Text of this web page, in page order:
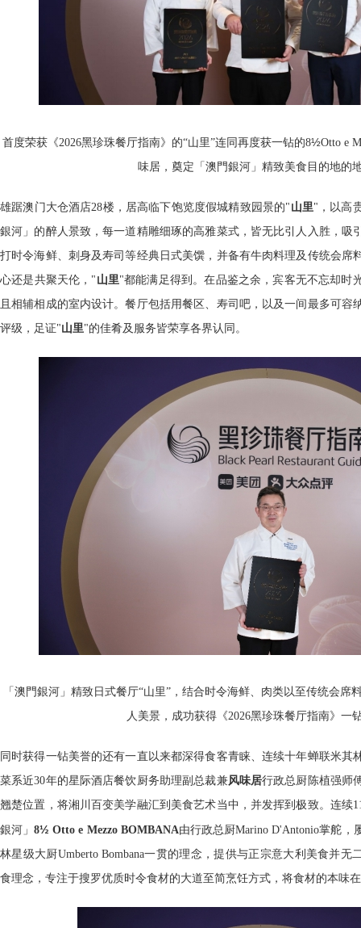
首度荣获《2026黑珍珠餐厅指南》的“山里”连同再度获一钻的8½Otto e
味居，奠定「澳門銀河」精致美食目的地的
雄踞澳门大仓酒店28楼，居高临下饱览度假城精致园景的" 山里"，以高
銀河」的醉人景致，每一道精雕细琢的高雅菜式，皆无比引人入胜，吸
打时令海鲜、刺身及寿司等经典日式美馔，并备有牛肉料理及传统会席
心还是共聚天伦，" 山里"都能满足得到。在品鉴之余，宾客无不忘却时
且相辅相成的室内设计。餐厅包括用餐区、寿司吧，以及一间最多可容
评级，足证"山里"的佳肴及服务皆荣享各界认同。
「澳門銀河」精致日式餐厅“山里”，结合时令海鲜、肉类以至传统会席
人美景，成功获得《2026黑珍珠餐厅指南》一
同时获得一钻美誉的还有一直以来都深得食客青睐、连续十年蝉联米其
菜系近30年的星际酒店餐饮厨务助理副总裁兼风味居行政总厨陈植强师
翘楚位置，将湘川百变美学融汇到美食艺术当中，并发挥到极致。连续
銀河」8½ Otto e Mezzo BOMBANA由行政总厨Marino D'Antonio掌舵，
林星级大厨Umberto Bombana一贯的理念，提供与正宗意大利美食并
食理念，专注于搜罗优质时令食材的大道至简烹饪方式，将食材的本味